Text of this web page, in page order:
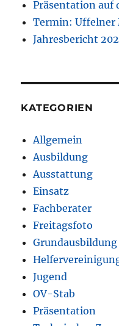
Präsentation auf
Termin: Uffelner
Jahresbericht
KATEGORIEN
Allgemein
Ausbildung
Ausstattung
Einsatz
Fachberater
Freitagsfoto
Grundausbildung
Jugend
OV-Stab
Präsentation